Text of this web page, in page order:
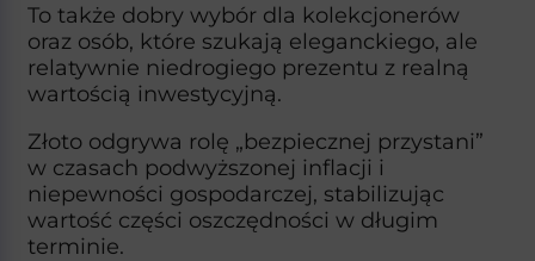
To także dobry wybór dla kolekcjonerów
oraz osób, które szukają eleganckiego, ale
relatywnie niedrogiego prezentu z realną
wartością inwestycyjną.​
Złoto odgrywa rolę „bezpiecznej przystani”
w czasach podwyższonej inflacji i
niepewności gospodarczej, stabilizując
wartość części oszczędności w długim
terminie.